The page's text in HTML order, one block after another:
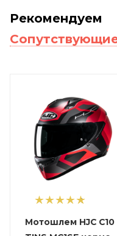
Рекомендуем
1
Мотошлем HJC C10